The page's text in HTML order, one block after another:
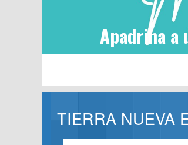
Apadrina a
TIERRA NUEVA